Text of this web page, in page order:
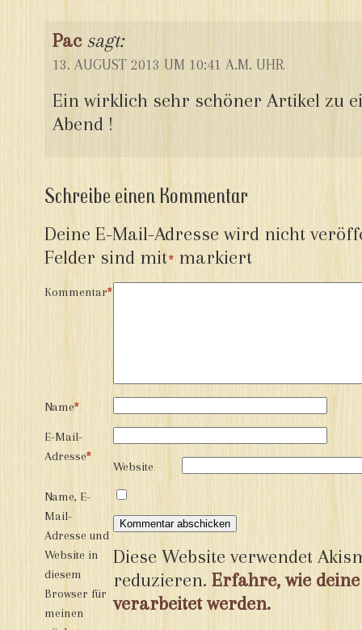
Pac sagt:
13. AUGUST 2013 UM 10:41 A.M. UHR
Ein wirklich sehr schöner Artikel zu
Abend !
Schreibe einen Kommentar
Deine E-Mail-Adresse wird nicht
Felder sind mit* markiert
Kommentar*
Name*
E-Mail-
Adresse*
Website
Name, E-
Mail-
Adresse und
Website in
diesem
Browser für
meinen
Diese Website verwendet
reduzieren. Erfahre, wie
verarbeitet werden.